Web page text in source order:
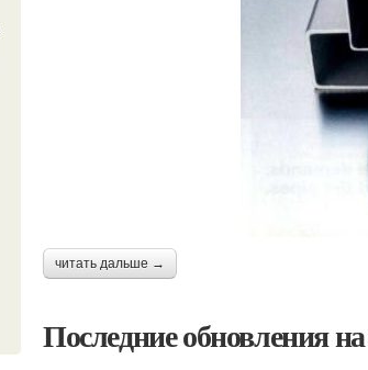
читать дальше →
Последние обновления